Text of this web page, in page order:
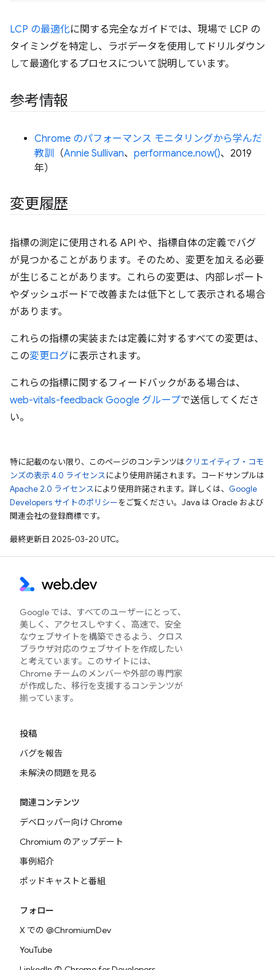
LCP の最適化に関する完全なガイドでは、現場で LCP の
タイミングを特定し、ラボデータを使用してドリルダウン
して最適化するプロセスについて説明しています。
参考情報
Chrome のパフォーマンス モニタリングから学んだ
教訓
（Annie Sullivan、 performance.now()、2019
年）
変更履歴
指標の測定に使用される API や、指標自体の定義でバグ
が見つかることがあります。そのため、変更を加える必要
が生じることがあります。これらの変更は、内部レポート
やダッシュボードで改善または低下として表示される場合
があります。
これらの指標の実装または定義に対するすべての変更は、
この変更ログに表示されます。
これらの指標に関するフィードバックがある場合は、
web-vitals-feedback Google グループで送信してくださ
い。
特に記載のない限り、このページのコンテンツはクリエイティブ・コモ
ンズの表示 4.0 ライセンスにより使用許諾されます。コードサンプルは
Apache 2.0 ライセンスにより使用許諾されます。詳しくは、 Google
Developers サイトのポリシーをご覧ください。Java は Oracle および
関連会社の登録商標です。
最終更新日 2025-03-20 UTC。
Google では、すべてのユーザーにとって、
美しく、アクセスしやすく、高速で、安全
なウェブサイトを構築できるよう、クロス
ブラウザ対応のウェブサイトを作成したい
と考えています。このサイトには、
Chrome チームのメンバーや外部の専門家
が作成した、移行を支援するコンテンツが
揃っています。
投稿
バグを報告
未解決の問題を見る
関連コンテンツ
デベロッパー向け Chrome
Chromium のアップデート
事例紹介
ポッドキャストと番組
フォロー
X での @ChromiumDev
YouTube